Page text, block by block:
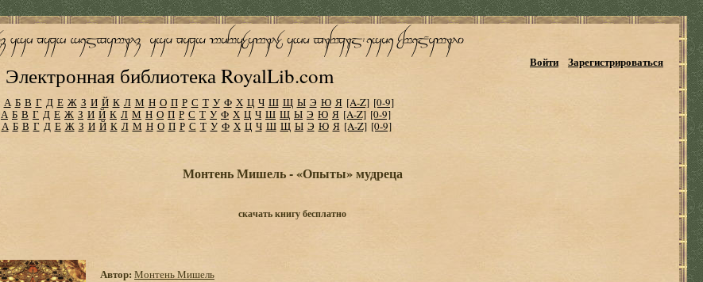
Электронная библиотека RoyalLib.com
Войти Зарегистрироваться
А Б В Г Д Е Ж З И Й К Л М Н О П Р С Т У Ф Х Ц Ч Ш Щ Ы Э Ю Я [A-Z] [0-9]
А Б В Г Д Е Ж З И Й К Л М Н О П Р С Т У Ф Х Ц Ч Ш Щ Ы Э Ю Я [A-Z] [0-9]
А Б В Г Д Е Ж З И Й К Л М Н О П Р С Т У Ф Х Ц Ч Ш Щ Ы Э Ю Я [A-Z] [0-9]
Монтень Мишель - «Опыты» мудреца
скачать книгу бесплатно
Автор: Монтень Мишель